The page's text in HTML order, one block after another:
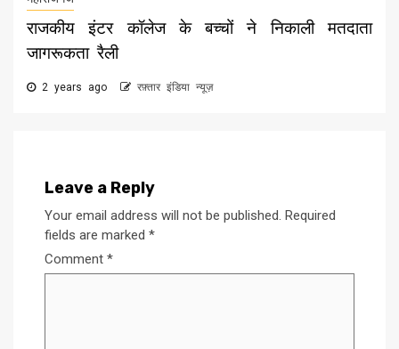
राजकीय इंटर कॉलेज के बच्चों ने निकाली मतदाता
जागरूकता रैली
2 years ago रफ़्तार इंडिया न्यूज़
Leave a Reply
Your email address will not be published. Required
fields are marked *
Comment *